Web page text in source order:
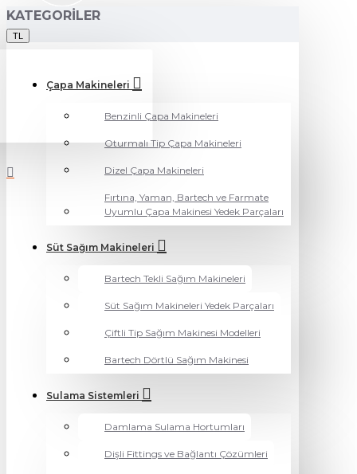
KATEGORILER
TL
Çapa Makineleri
Benzinli Çapa Makineleri
Oturmalı Tip Çapa Makineleri
Dizel Çapa Makineleri
Fırtına, Yaman, Bartech ve Farmate
Uyumlu Çapa Makinesi Yedek Parçaları
Süt Sağım Makineleri
Bartech Tekli Sağım Makineleri
Süt Sağım Makineleri Yedek Parçaları
Çiftli Tip Sağım Makinesi Modelleri
Bartech Dörtlü Sağım Makinesi
Sulama Sistemleri
Damlama Sulama Hortumları
Dişli Fittings ve Bağlantı Çözümleri